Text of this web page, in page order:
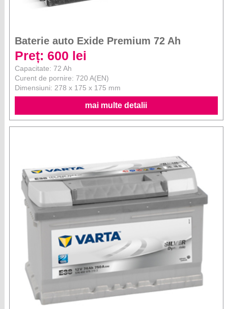
Baterie auto Exide Premium 72 Ah
Preț: 600 lei
Capacitate: 72 Ah
Curent de pornire: 720 A(EN)
Dimensiuni: 278 x 175 x 175 mm
mai multe detalii